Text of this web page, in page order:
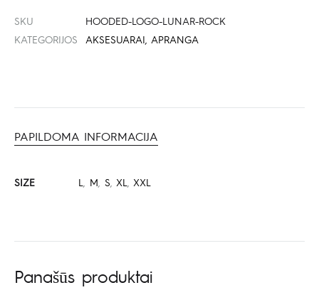
SKU
HOODED-LOGO-LUNAR-ROCK
KATEGORIJOS
AKSESUARAI APRANGA
PAPILDOMA INFORMACIJA
SIZE L M S XL XXL
Panašūs produktai